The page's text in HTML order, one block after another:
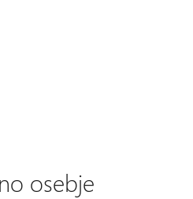
osebje